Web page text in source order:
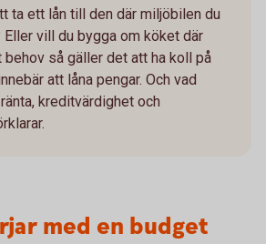
ta ett lån till den där miljöbilen du
Eller vill du bygga om köket där
behov så gäller det att ha koll på
att låna pengar. Och vad
kreditvärdighet och
med en budget